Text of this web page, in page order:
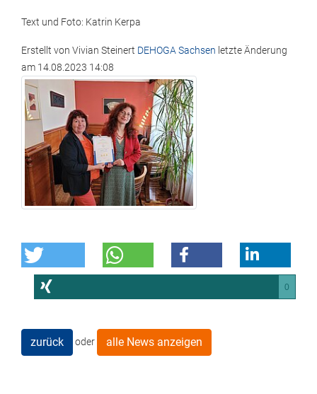
Text und Foto: Katrin Kerpa
Erstellt von Vivian Steinert DEHOGA Sachsen letzte Änderung
am 14.08.2023 14:08
0
zurück oder alle News anzeigen